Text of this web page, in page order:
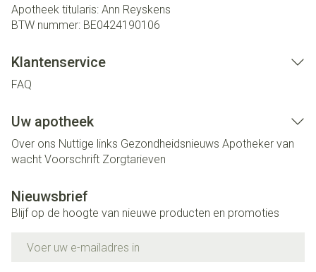
Apotheek titularis: Ann Reyskens
BTW nummer: BE0424190106
Klantenservice
FAQ
Uw apotheek
Over ons Nuttige links Gezondheidsnieuws Apotheker van
wacht Voorschrift Zorgtarieven
Nieuwsbrief
Blijf op de hoogte van nieuwe producten en promoties